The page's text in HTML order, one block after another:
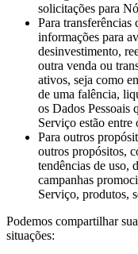
solicitações para
Para transferências
informações para
desinvestimento,
outra venda ou
ativos, seja como
de uma falência,
os Dados Pessoais
Serviço estão entre
Para outros
outros propósitos,
tendências de uso,
campanhas
Serviço, produtos,
Podemos compartilhar
situações: